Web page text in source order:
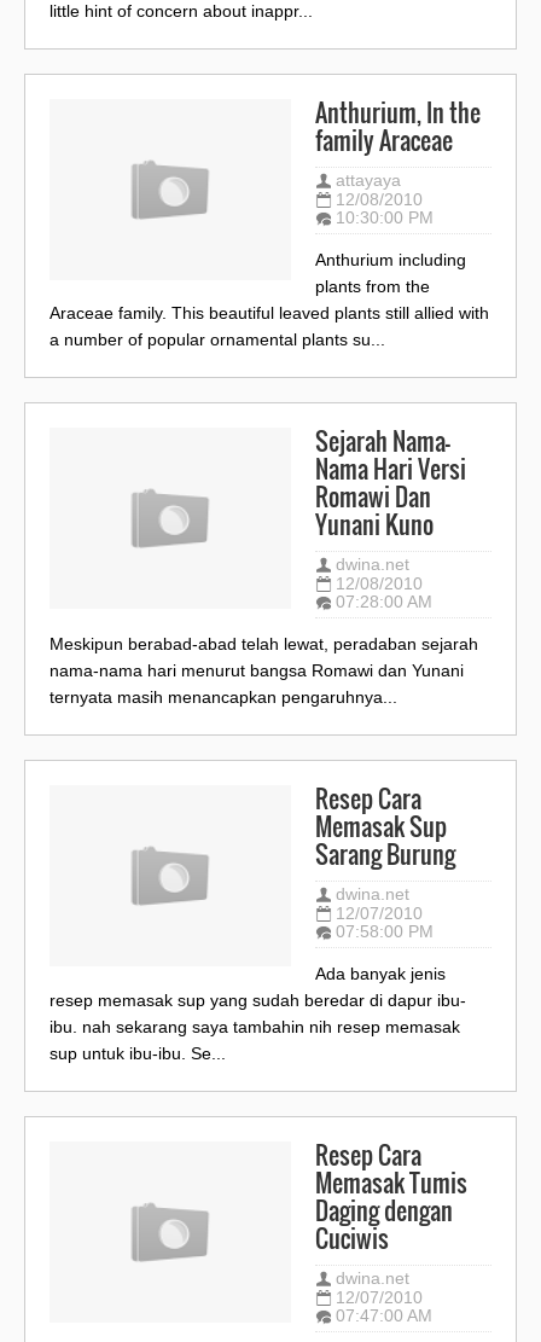
little hint of concern about inappr...
Anthurium, In the
family Araceae
attayaya
12/08/2010
10:30:00 PM
Anthurium including
plants from the
Araceae family. This beautiful leaved plants still allied with
a number of popular ornamental plants su...
Sejarah Nama-
Nama Hari Versi
Romawi Dan
Yunani Kuno
dwina.net
12/08/2010
07:28:00 AM
Meskipun berabad-abad telah lewat, peradaban sejarah
nama-nama hari menurut bangsa Romawi dan Yunani
ternyata masih menancapkan pengaruhnya...
Resep Cara
Memasak Sup
Sarang Burung
dwina.net
12/07/2010
07:58:00 PM
Ada banyak jenis
resep memasak sup yang sudah beredar di dapur ibu-
ibu. nah sekarang saya tambahin nih resep memasak
sup untuk ibu-ibu. Se...
Resep Cara
Memasak Tumis
Daging dengan
Cuciwis
dwina.net
12/07/2010
07:47:00 AM